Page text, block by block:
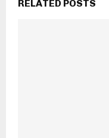
RELATED POSTS